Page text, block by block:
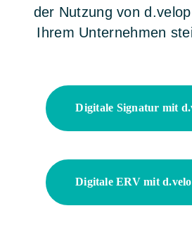
der Nutzung von
Ihrem Unternehmen
Digitale Signatur mit
Digitale ERV mit